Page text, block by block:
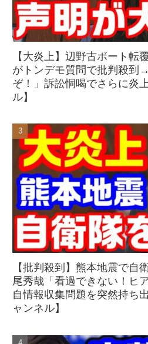
【大炎上】辺野古ボート転
がトンデモ質問で批判殺到
ぞ！」訴訟恫喝でさらに炎
ル】
【批判殺到】熊本地震で
尾秀哉「看過できない！ヒ
自情報収集問題を突然持ち
ャンネル】